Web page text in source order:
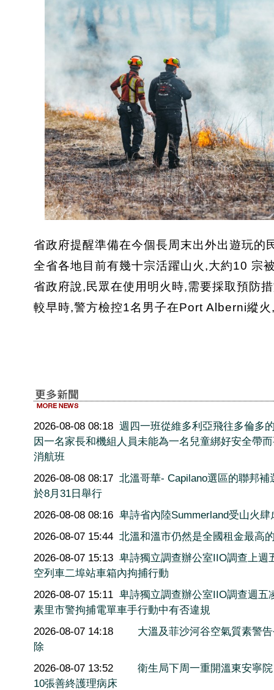
省政府提醒準備在今個長周末出外出遊玩的
全省各地目前有幾十宗活躍山火,大約10 宗
省政府說,民眾在使用明火時,需要採取預防
較早時,警方檢控1名男子在Port Alberni縱
2026-08-08 08:18 週四一班從維多利亞飛往多倫多
因一名家長和機組人員未能為一名兒童綁好安全帶
消航班
2026-08-08 08:17 北溫哥華- Capilano選區的聯邦補
於8月31日舉行
2026-08-08 08:16 卑詩省內陸Summerland受山火肆
2026-08-07 15:44 北溫和溫市仍然是全國租金最高
2026-08-07 15:13 卑詩獨立調查辦公室IIO調查上週
空列車二埠站車箱內拘捕行動
2026-08-07 15:11 卑詩獨立調查辦公室IIO調查週五
素里市警拘捕電單車手行動中有否違規
2026-08-07 14:18
大溫及菲沙河谷空氣質素警
除
2026-08-07 13:52
衛生局下周一重開溫東安寧
10張善終護理病床